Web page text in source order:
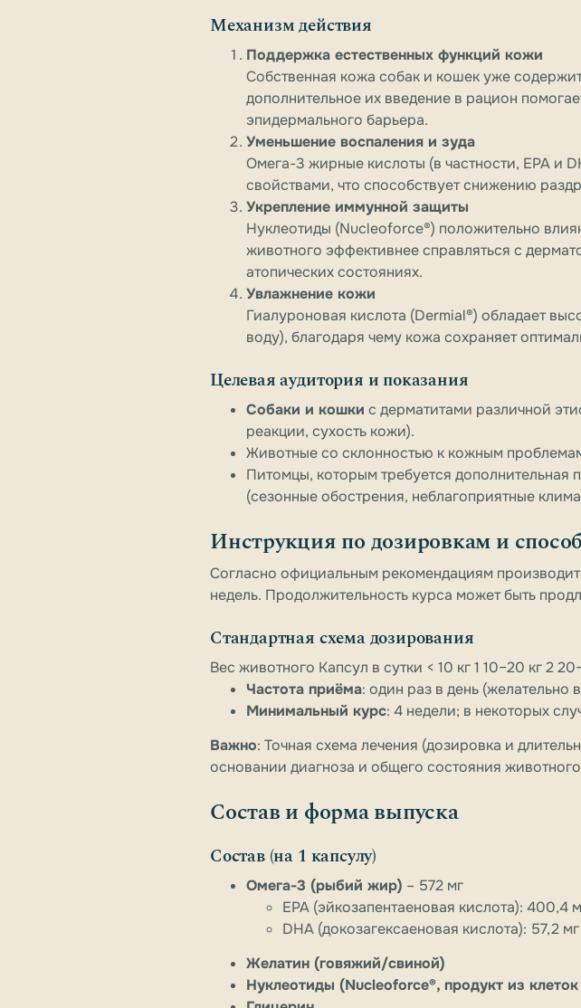
Механизм действия
Поддержка естественных функций кожи
Собственная кожа собак и кошек уже
дополнительное их введение в рацион
эпидермального барьера.
Уменьшение воспаления и зуда
Омега-3 жирные кислоты (в частности, EPA и
свойствами, что способствует снижению
Укрепление иммунной защиты
Нуклеотиды (Nucleoforce®) положительно
животного эффективнее справляться с
атопических состояниях.
Увлажнение кожи
Гиалуроновая кислота (Dermial®) обладает
воду), благодаря чему кожа сохраняет
Целевая аудитория и показания
Собаки и кошки с дерматитами различной
реакции, сухость кожи).
Животные со склонностью к кожным
Питомцы, которым требуется
(сезонные обострения, неблагоприятные
Инструкция по дозировкам и
Согласно официальным рекомендациям
недель. Продолжительность курса может быть
Стандартная схема дозирования
Вес животного Капсул в сутки < 10 кг 1 10–20 кг 2
Частота приёма: один раз в день
Минимальный курс: 4 недели; в некоторых
Важно: Точная схема лечения (дозировка и
основании диагноза и общего состояния
Состав и форма выпуска
Состав (на 1 капсулу)
Омега-3 (рыбий жир) – 572 мг
EPA (эйкозапентаеновая кислота): 400,4
DHA (докозагексаеновая кислота): 57,2 мг
Желатин (говяжий/свиной)
Нуклеотиды (Nucleoforce®, продукт из